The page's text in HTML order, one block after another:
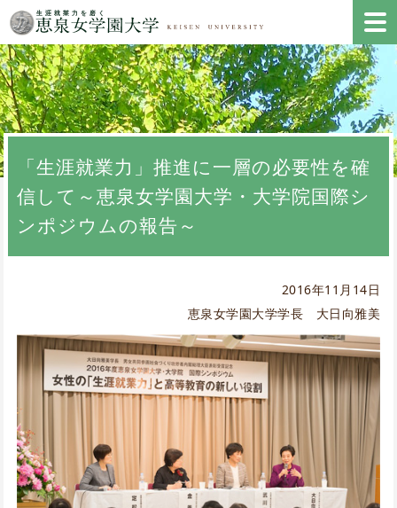
「生涯就業力」推進に一層の必要性を確
信して～恵泉女学園大学・大学院国際シ
ンポジウムの報告～
2016年11月14日
恵泉女学園大学学長 大日向雅美